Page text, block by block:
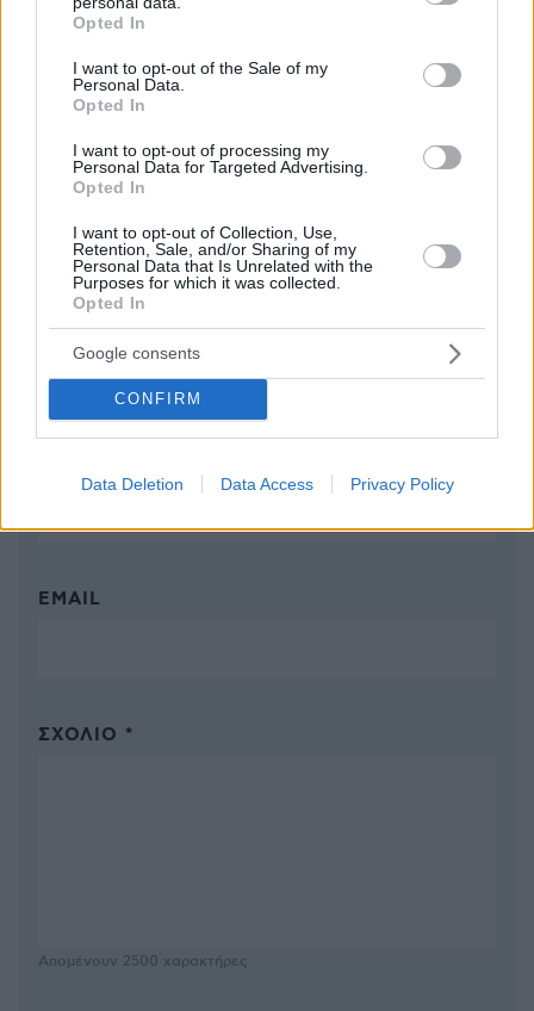
grant or deny consent to Google and its third-party tags to
use your data for below specified purposes in below Google
consent section.
Opted In
I want to opt-out of the Sale of my
Personal Data.
Opted In
I want to opt-out of processing my
Personal Data for Targeted Advertising.
Opted In
I want to opt-out of Collection, Use,
Retention, Sale, and/or Sharing of my
Personal Data that Is Unrelated with the
Purposes for which it was collected.
Opted In
Google consents
CONFIRM
Data Deletion Data Access Privacy Policy
Να διαβασει καποιος αρθρο του συγκεκριμενου η
οποιουδηποτε δεσποτη σημερα??.!!! Ειπαμε το χουμε
μπορουμε να ξεχωρισουμε ενα λυκο απο ενα
προβατο.
ΑΠΑΝΤΗΣΗ
ΦΟΡΤΩΣΗ ΠΕΡΙΣΣΟΤΕΡΩΝ ΣΧΟΛΙΩΝ
ΠΡΟΣΘΗΚΗ ΣΧΟΛΙΟΥ
EMAIL
ΣΧΌΛΙΟ *
Απομένουν 2500 χαρακτήρες